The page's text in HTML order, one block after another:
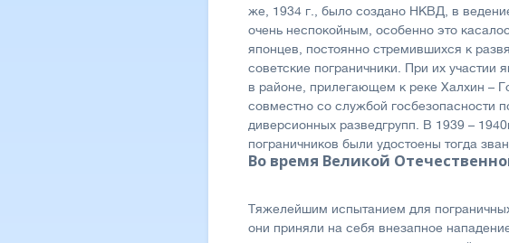
же, 1934 г., было создано НКВД, в
очень неспокойным, особенно это
японцев, постоянно стремившихся к
советские пограничники. При их
в районе, прилегающем к реке Халхин –
совместно со службой госбезопасности
диверсионных разведгрупп. В 1939 –
пограничников были удостоены тогда
Во время Великой
Тяжелейшим испытанием для
они приняли на себя внезапное